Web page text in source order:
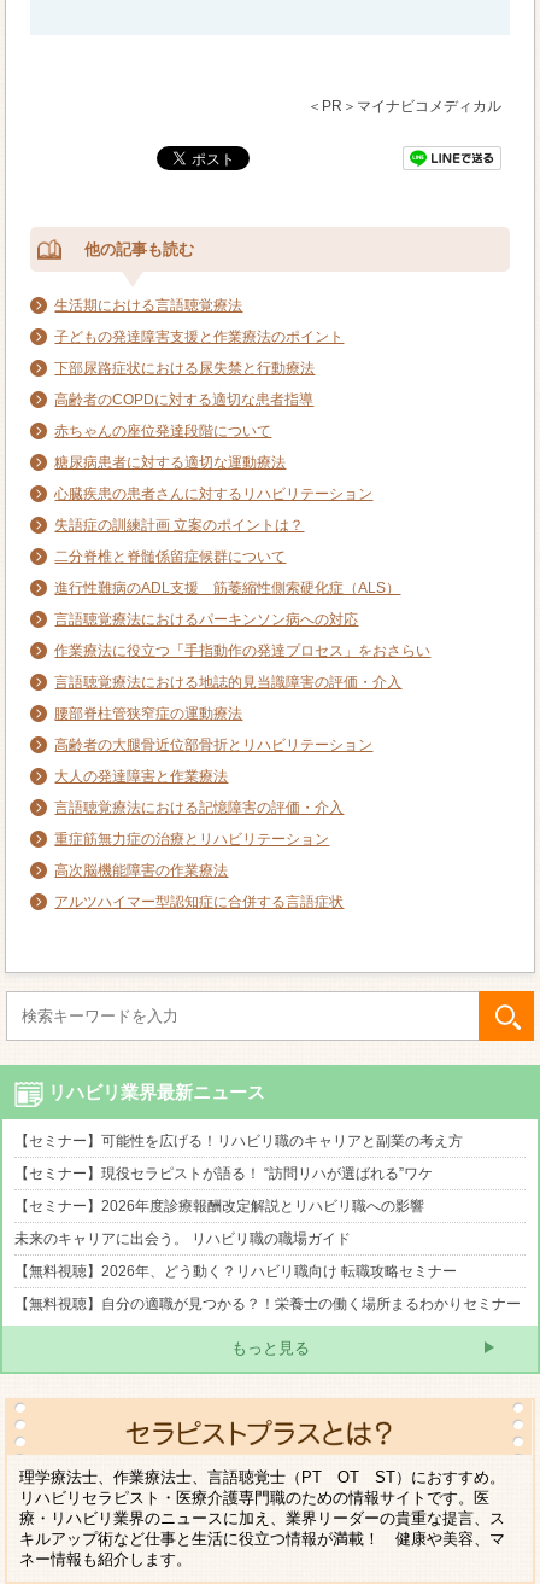
＜PR＞マイナビコメディカル
他の記事も読む
生活期における言語聴覚療法
子どもの発達障害支援と作業療法のポイント
下部尿路症状における尿失禁と行動療法
高齢者のCOPDに対する適切な患者指導
赤ちゃんの座位発達段階について
糖尿病患者に対する適切な運動療法
心臓疾患の患者さんに対するリハビリテーション
失語症の訓練計画 立案のポイントは？
二分脊椎と脊髄係留症候群について
進行性難病のADL支援 筋萎縮性側索硬化症（ALS）
言語聴覚療法におけるパーキンソン病への対応
作業療法に役立つ「手指動作の発達プロセス」をおさらい
言語聴覚療法における地誌的見当識障害の評価・介入
腰部脊柱管狭窄症の運動療法
高齢者の大腿骨近位部骨折とリハビリテーション
大人の発達障害と作業療法
言語聴覚療法における記憶障害の評価・介入
重症筋無力症の治療とリハビリテーション
高次脳機能障害の作業療法
アルツハイマー型認知症に合併する言語症状
リハビリ業界最新ニュース
【セミナー】可能性を広げる！リハビリ職のキャリアと副業の考え方
【セミナー】現役セラピストが語る！ “訪問リハが選ばれる”ワケ
【セミナー】2026年度診療報酬改定解説とリハビリ職への影響
未来のキャリアに出会う。 リハビリ職の職場ガイド
【無料視聴】2026年、どう動く？リハビリ職向け 転職攻略セミナー
【無料視聴】自分の適職が見つかる？！栄養士の働く場所まるわかりセミナー
もっと見る
理学療法士、作業療法士、言語聴覚士（PT OT ST）におすすめ。
リハビリセラピスト・医療介護専門職のための情報サイトです。医
療・リハビリ業界のニュースに加え、業界リーダーの貴重な提言、ス
キルアップ術など仕事と生活に役立つ情報が満載！ 健康や美容、マ
ネー情報も紹介します。